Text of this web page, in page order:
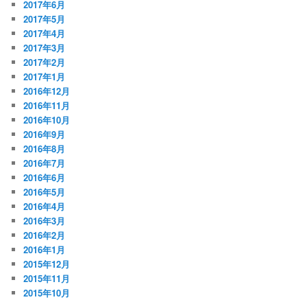
2017年6月
2017年5月
2017年4月
2017年3月
2017年2月
2017年1月
2016年12月
2016年11月
2016年10月
2016年9月
2016年8月
2016年7月
2016年6月
2016年5月
2016年4月
2016年3月
2016年2月
2016年1月
2015年12月
2015年11月
2015年10月